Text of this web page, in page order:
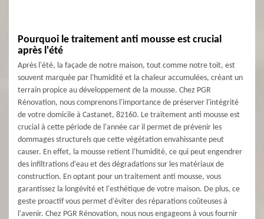
Pourquoi le traitement anti mousse est crucial
après l'été
Après l'été, la façade de notre maison, tout comme notre toit, est
souvent marquée par l'humidité et la chaleur accumulées, créant un
terrain propice au développement de la mousse. Chez PGR
Rénovation, nous comprenons l'importance de préserver l'intégrité
de votre domicile à Castanet, 82160. Le traitement anti mousse est
crucial à cette période de l'année car il permet de prévenir les
dommages structurels que cette végétation envahissante peut
causer. En effet, la mousse retient l'humidité, ce qui peut engendrer
des infiltrations d'eau et des dégradations sur les matériaux de
construction. En optant pour un traitement anti mousse, vous
garantissez la longévité et l'esthétique de votre maison. De plus, ce
geste proactif vous permet d'éviter des réparations coûteuses à
l'avenir. Chez PGR Rénovation, nous nous engageons à vous fournir